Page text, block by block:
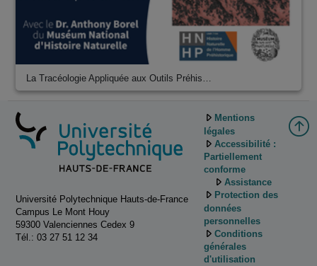
La Tracéologie Appliquée aux Outils Préhis…
Université Polytechnique Hauts-de-France
Campus Le Mont Houy
59300 Valenciennes Cedex 9
Tél.: 03 27 51 12 34
Mentions
légales
Accessibilité :
Partiellement
conforme
Assistance
Protection des
données
personnelles
Conditions
générales
d'utilisation